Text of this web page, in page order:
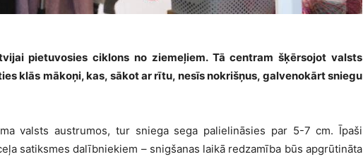
pietuvosies ciklons no ziemeļiem. Tā centram šķērsojot valsts
klās mākoņi, kas, sākot ar rītu, nesīs nokrišņus, galvenokārt sniegu
valsts austrumos, tur sniega sega palielināsies par 5-7 cm. Īpaši
satiksmes dalībniekiem – snigšanas laikā redzamība būs apgrūtināta